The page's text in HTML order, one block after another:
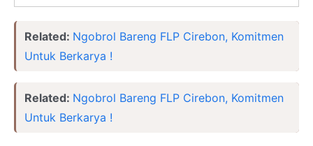
Related: Ngobrol Bareng FLP Cirebon, Komitmen
Untuk Berkarya !
Related: Ngobrol Bareng FLP Cirebon, Komitmen
Untuk Berkarya !